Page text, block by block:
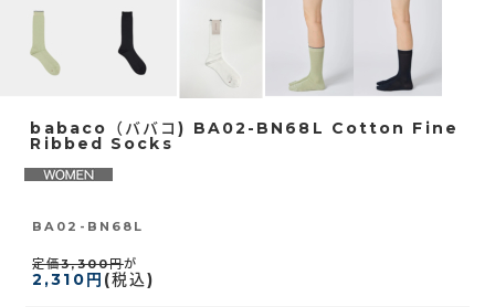
babaco（ババコ) BA02-BN68L Cotton Fine
Ribbed Socks
BA02-BN68L
定価3,300円が
2,310円 (税込)